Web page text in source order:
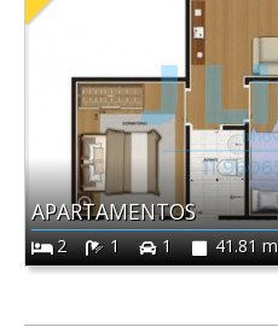
APARTAMENTOS
2 1 1 41.81